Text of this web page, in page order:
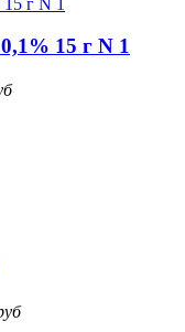
15 г N 1